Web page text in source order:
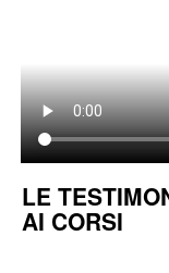
LE
AI CORSI